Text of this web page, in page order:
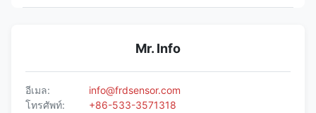
Mr. Info
อีเมล:
info@frdsensor.com
โทรศัพท์:
+86-533-3571318